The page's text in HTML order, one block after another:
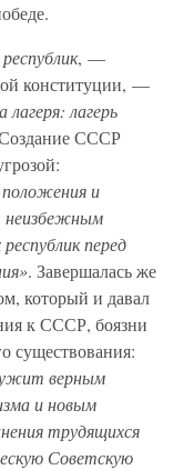
, —
конституции, —
лагеря: лагерь
СССР
и
неизбежным
перед
. Завершалась же
который и давал
к СССР, боязни
существования:
верным
и новым
трудящихся
Советскую